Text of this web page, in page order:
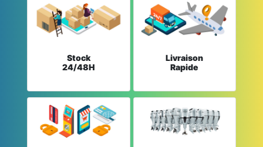
Stock
24/48H
Livraison
Rapide